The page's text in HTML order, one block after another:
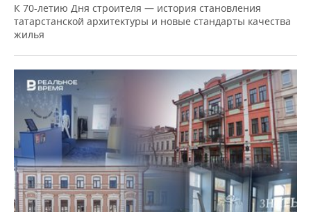
К 70-летию Дня строителя — история становления
татарстанской архитектуры и новые стандарты качества
жилья